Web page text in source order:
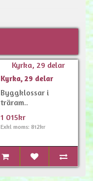
Kyrka, 29 delar
Byggklossar i
träram..
1 015kr
Exkl moms: 812kr